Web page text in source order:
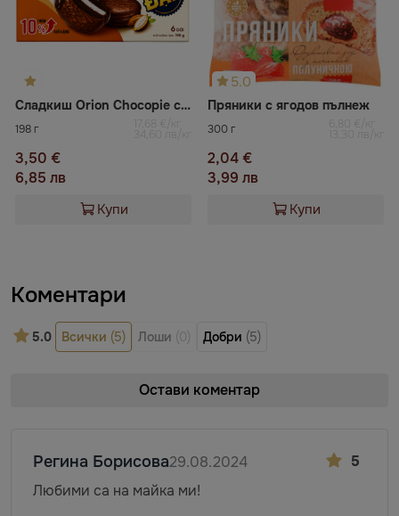
Сладкиш Orion Chocopie с какао
198 г 17,68 €/кг
34,60 лв/кг
3,50 €
6,85 лв
Купи
5.0
Пряники с ягодов пълнеж
300 г 6,80 €/кг
13,30 лв/кг
2,04 €
3,99 лв
Купи
Коментари
5.0 Всички (5) Лоши (0) Добри (5)
Остави коментар
5
Регина Борисова29.08.2024
Любими са на майка ми!